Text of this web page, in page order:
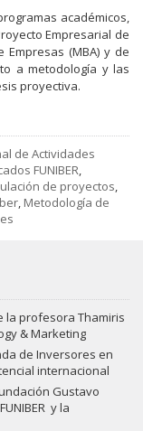
académicos,
Empresarial de
(MBA) y de
a metodología y las
proyectiva.
de Actividades
FUNIBER
de proyectos
Metodología de
la profesora Thamiris
& Marketing
de Inversores en
internacional
Gustavo
y la